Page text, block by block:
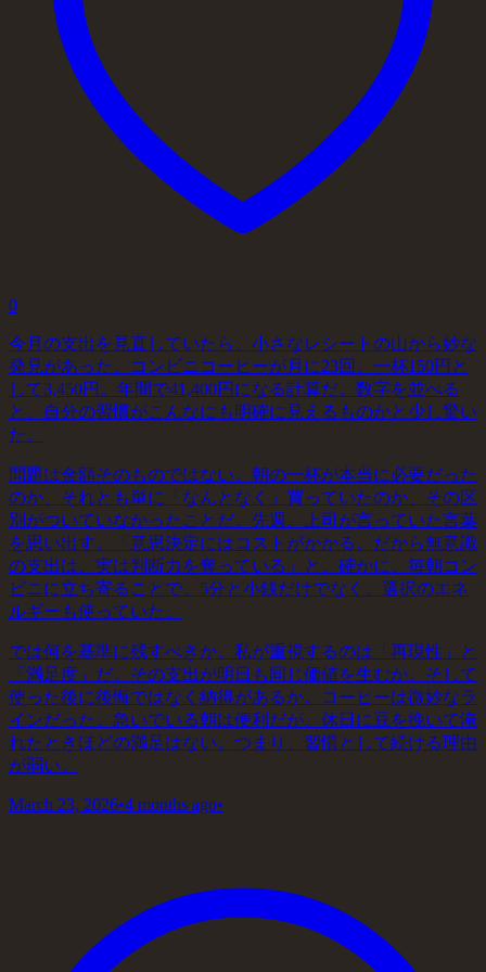
0
今月の支出を見直していたら、小さなレシートの山から妙な
発見があった。コンビニコーヒーが月に23回。一杯150円と
して3,450円。年間で41,400円になる計算だ。数字を並べる
と、自分の習慣がこんなにも明確に見えるものかと少し驚い
た。
問題は金額そのものではない。朝の一杯が本当に必要だった
のか、それとも単に「なんとなく」買っていたのか、その区
別がついていなかったことだ。先週、上司が言っていた言葉
を思い出す。「意思決定にはコストがかかる。だから無意識
の支出は、実は判断力を奪っている」と。確かに、毎朝コン
ビニに立ち寄ることで、5分と小銭だけでなく、選択のエネ
ルギーも使っていた。
では何を基準に残すべきか。私が重視するのは「再現性」と
「満足度」だ。その支出が明日も同じ価値を生むか。そして
使った後に後悔ではなく納得があるか。コーヒーは微妙なラ
インだった。急いでいる朝は便利だが、休日に豆を挽いて淹
れたときほどの満足はない。つまり、習慣として続ける理由
が弱い。
March 23, 2026•4 months ago•